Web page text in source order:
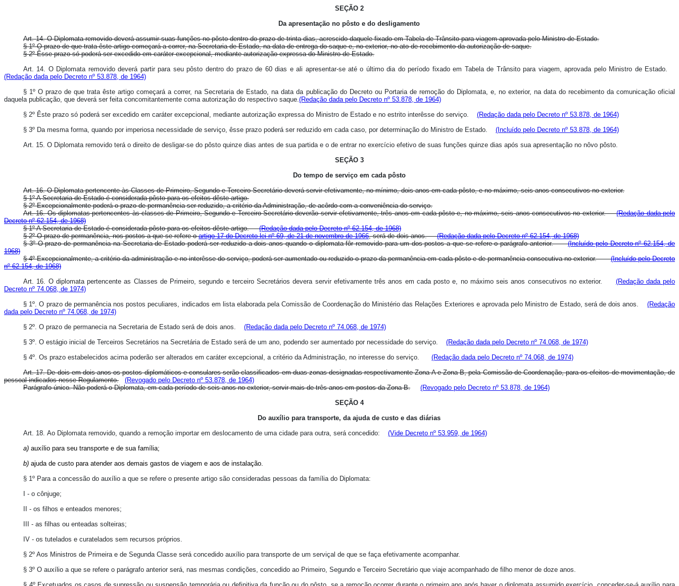
SEÇÃO 2
Da apresentação no pôsto e do desligamento
Art. 14. O Diplomata removido deverá assumir suas funções no pôsto dentro do prazo de trinta dias, acrescido daquele fixado em Tabela de Trânsito para viagem aprovada pelo Ministro de Estado.
§ 1º O prazo de que trata êste artigo começará a correr, na Secretaria de Estado, na data de entrega do saque e, no exterior, no ato de recebimento da autorização de saque.
§ 2º Êsse prazo só poderá ser excedido em caráter excepcional, mediante autorização expressa do Ministro de Estado.
Art. 14. O Diplomata removido deverá partir para seu pôsto dentro do prazo de 60 dias e ali apresentar-se até o último dia do período fixado em Tabela de Trânsito para viagem, aprovada pelo Ministro de Estado.
(Redação dada pelo Decreto nº 53.878, de 1964)
§ 1º O prazo de que trata êste artigo começará a correr, na Secretaria de Estado, na data da publicação do Decreto ou Portaria de remoção do Diplomata, e, no exterior, na data do recebimento da comunicação oficial
daquela publicação, que deverá ser feita concomitantemente coma autorização do respectivo saque.(Redação dada pelo Decreto nº 53.878, de 1964)
§ 2º Êste prazo só poderá ser excedido em caráter excepcional, mediante autorização expressa do Ministro de Estado e no estrito interêsse do serviço. (Redação dada pelo Decreto nº 53.878, de 1964)
§ 3º Da mesma forma, quando por imperiosa necessidade de serviço, êsse prazo poderá ser reduzido em cada caso, por determinação do Ministro de Estado. (Incluído pelo Decreto nº 53.878, de 1964)
Art. 15. O Diplomata removido terá o direito de desligar-se do pôsto quinze dias antes de sua partida e o de entrar no exercício efetivo de suas funções quinze dias após sua apresentação no nôvo pôsto.
SEÇÃO 3
Do tempo de serviço em cada pôsto
Art. 16. O Diplomata pertencente às Classes de Primeiro, Segundo e Terceiro Secretário deverá servir efetivamente, no mínimo, dois anos em cada pôsto, e no máximo, seis anos consecutivos no exterior.
§ 1º A Secretaria de Estado é considerada pôsto para os efeitos dêste artigo.
§ 2º Excepcionalmente poderá o prazo de permanência ser reduzido, a critério da Administração, de acôrdo com a conveniência do serviço.
Art. 16. Os diplomatas pertencentes às classes de Primeiro, Segundo e Terceiro Secretário deverão servir efetivamente, três anos em cada pôsto e, no máximo, seis anos consecutivos no exterior.(Redação dada pelo
Decreto nº 62.154, de 1968)
§ 1º A Secretaria de Estado é considerada pôsto para os efeitos dêste artigo.(Redação dada pelo Decreto nº 62.154, de 1968)
§ 2º O prazo de permanência, nos postos a que se refere oartigo 17 do Decreto-lei nº 69, de 21 de novembro de 1966, será de dois anos.(Redação dada pelo Decreto nº 62.154, de 1968)
§ 3º O prazo de permanência na Secretaria de Estado poderá ser reduzido a dois anos quando o diplomata fôr removido para um dos postos a que se refere o parágrafo anterior.(Incluído pelo Decreto nº 62.154, de
1968)
§ 4º Excepcionalmente, a critério da administração e no interêsse do serviço, poderá ser aumentado ou reduzido o prazo da permanência em cada pôsto e de permanência consecutiva no exterior.(Incluído pelo Decreto
nº 62.154, de 1968)
Art. 16. O diplomata pertencente as Classes de Primeiro, segundo e terceiro Secretários devera servir efetivamente três anos em cada posto e, no máximo seis anos consecutivos no exterior. (Redação dada pelo
Decreto nº 74.068, de 1974)
§ 1º. O prazo de permanência nos postos peculiares, indicados em lista elaborada pela Comissão de Coordenação do Ministério das Relações Exteriores e aprovada pelo Ministro de Estado, será de dois anos. (Redação
dada pelo Decreto nº 74.068, de 1974)
§ 2º. O prazo de permanecia na Secretaria de Estado será de dois anos. (Redação dada pelo Decreto nº 74.068, de 1974)
§ 3º. O estágio inicial de Terceiros Secretários na Secretária de Estado será de um ano, podendo ser aumentado por necessidade do serviço. (Redação dada pelo Decreto nº 74.068, de 1974)
§ 4º. Os prazo estabelecidos acima poderão ser alterados em caráter excepcional, a critério da Administração, no interesse do serviço. (Redação dada pelo Decreto nº 74.068, de 1974)
Art. 17. De dois em dois anos os postos diplomáticos e consulares serão classificados em duas zonas designadas respectivamente Zona A e Zona B, pela Comissão de Coordenação, para os efeitos de movimentação, de
pessoal indicados nesse Regulamento.
(Revogado pelo Decreto nº 53.878, de 1964)
Parágrafo único.Não poderá o Diplomata, em cada período de seis anos no exterior, servir mais de três anos em postos da Zona B.
(Revogado pelo Decreto nº 53.878, de 1964)
SEÇÃO 4
Do auxílio para transporte, da ajuda de custo e das diárias
Art. 18. Ao Diplomata removido, quando a remoção importar em deslocamento de uma cidade para outra, será concedido: (Vide Decreto nº 53.959, de 1964)
a) auxílio para seu transporte e de sua família;
b) ajuda de custo para atender aos demais gastos de viagem e aos de instalação.
§ 1º Para a concessão do auxílio a que se refere o presente artigo são consideradas pessoas da família do Diplomata:
I - o cônjuge;
II - os filhos e enteados menores;
III - as filhas ou enteadas solteiras;
IV - os tutelados e curatelados sem recursos próprios.
§ 2º Aos Ministros de Primeira e de Segunda Classe será concedido auxílio para transporte de um serviçal de que se faça efetivamente acompanhar.
§ 3º O auxílio a que se refere o parágrafo anterior será, nas mesmas condições, concedido ao Primeiro, Segundo e Terceiro Secretário que viaje acompanhado de filho menor de doze anos.